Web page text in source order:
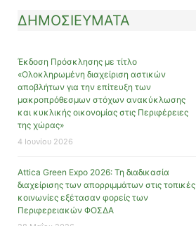
ΔΗΜΟΣΙΕΥΜΑΤΑ
Έκδοση Πρόσκλησης με τίτλο
«Ολοκληρωμένη διαχείριση αστικών
αποβλήτων για την επίτευξη των
μακροπρόθεσμων στόχων ανακύκλωσης
και κυκλικής οικονομίας στις Περιφέρειες
της χώρας»
4 Ιουνίου 2026
Attica Green Expo 2026: Τη διαδικασία
διαχείρισης των απορριμμάτων στις τοπικές
κοινωνίες εξέτασαν φορείς των
Περιφερειακών ΦΟΣΔΑ